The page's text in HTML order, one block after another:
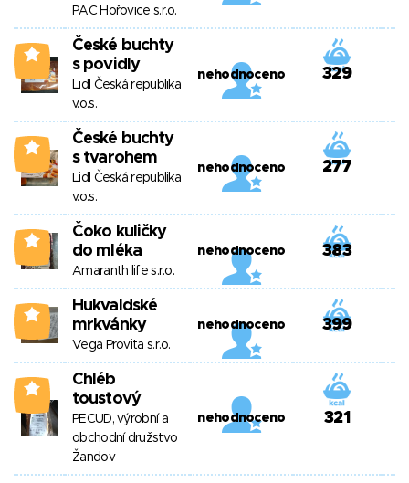
PAC Hořovice s.r.o.
0
České buchty
s povidly
Lidl Česká republika
v.o.s.
nehodnoceno 329
0
České buchty
s tvarohem
Lidl Česká republika
v.o.s.
nehodnoceno 277
0
Čoko kuličky
do mléka
Amaranth life s.r.o.
nehodnoceno 383
0
Hukvaldské
mrkvánky
Vega Provita s.r.o.
nehodnoceno 399
0
Chléb
toustový
PECUD, výrobní a
obchodní družstvo
Žandov
nehodnoceno 321